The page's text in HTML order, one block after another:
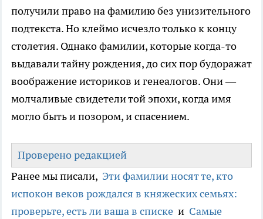
получили право на фамилию без унизительного
подтекста. Но клеймо исчезло только к концу
столетия. Однако фамилии, которые когда-то
выдавали тайну рождения, до сих пор будоражат
воображение историков и генеалогов. Они —
молчаливые свидетели той эпохи, когда имя
могло быть и позором, и спасением.
Проверено редакцией
Ранее мы писали, Эти фамилии носят те, кто
испокон веков рождался в княжеских семьях:
проверьте, есть ли ваша в списке и Самые